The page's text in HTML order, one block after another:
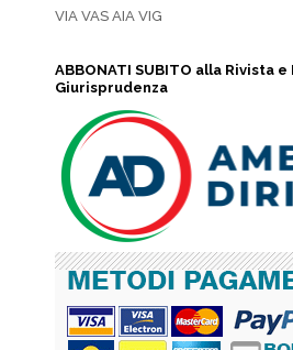
VIA VAS AIA VIG
ABBONATI SUBITO alla Rivista e
Giurisprudenza